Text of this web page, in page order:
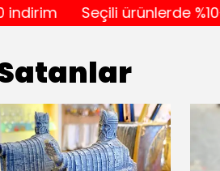
Seçili ürünlerde %10-30